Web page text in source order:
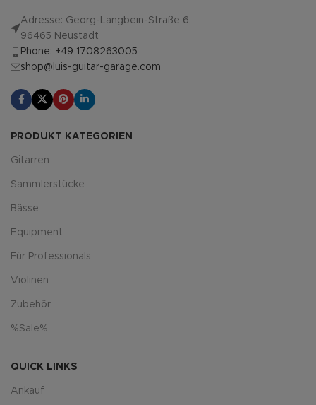
Adresse: Georg-Langbein-Straße 6,
96465 Neustadt
Phone: +49 1708263005
shop@luis-guitar-garage.com
PRODUKT KATEGORIEN
Gitarren
Sammlerstücke
Bässe
Equipment
Für Professionals
Violinen
Zubehör
%Sale%
QUICK LINKS
Ankauf